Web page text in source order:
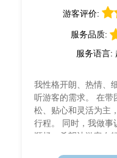
游客评价:
服务品质:
服务语言:
我性格开朗、热情、
听游客的需求。 在带
松、贴心和灵活为主
行程。 同时，我做事
顺畅，希望让游客在